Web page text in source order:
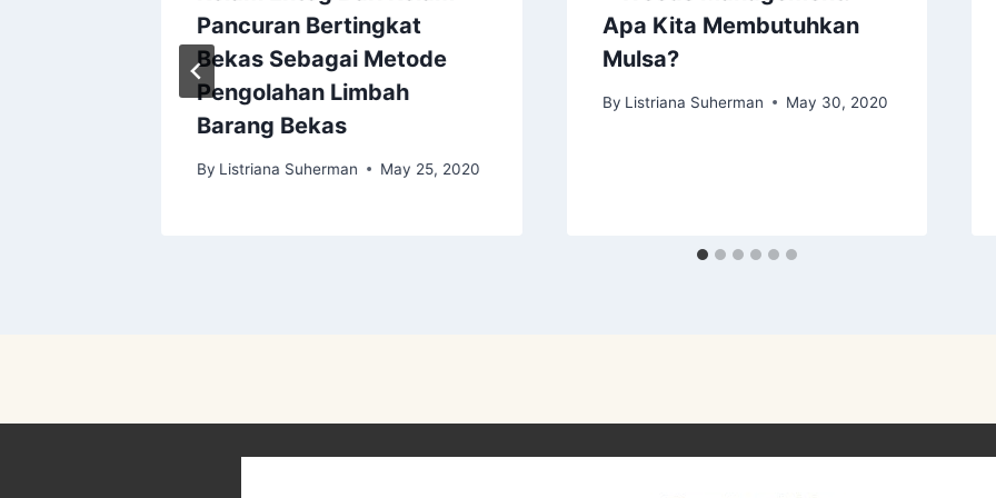
Pancuran Bertingkat
Bekas Sebagai Metode
Pengolahan Limbah
Barang Bekas
By Listriana Suherman May 25, 2020
Apa Kita Membutuhkan
Mulsa?
By Listriana Suherman May 30, 2020